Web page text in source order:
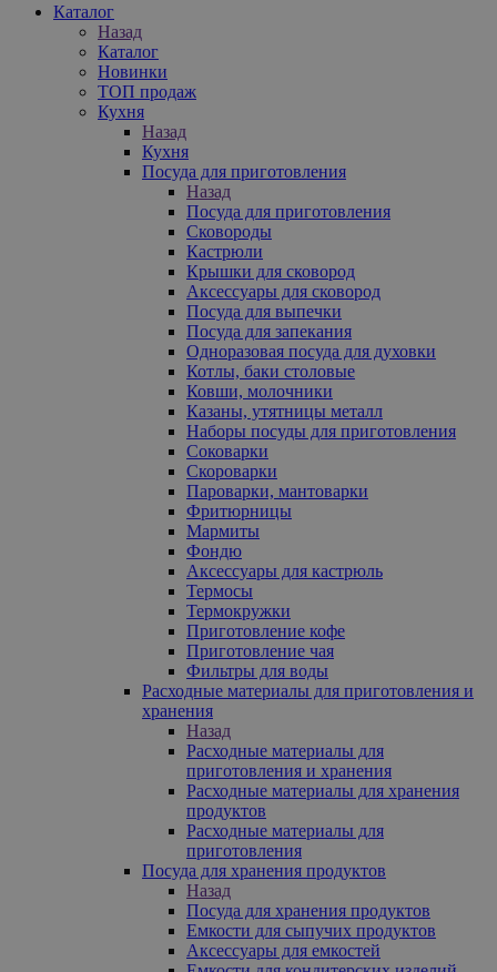
Каталог
Назад
Каталог
Новинки
ТОП продаж
Кухня
Назад
Кухня
Посуда для приготовления
Назад
Посуда для приготовления
Сковороды
Кастрюли
Крышки для сковород
Аксессуары для сковород
Посуда для выпечки
Посуда для запекания
Одноразовая посуда для духовки
Котлы, баки столовые
Ковши, молочники
Казаны, утятницы металл
Наборы посуды для приготовления
Соковарки
Скороварки
Пароварки, мантоварки
Фритюрницы
Мармиты
Фондю
Аксессуары для кастрюль
Термосы
Термокружки
Приготовление кофе
Приготовление чая
Фильтры для воды
Расходные материалы для приготовления и
хранения
Назад
Расходные материалы для
приготовления и хранения
Расходные материалы для хранения
продуктов
Расходные материалы для
приготовления
Посуда для хранения продуктов
Назад
Посуда для хранения продуктов
Емкости для сыпучих продуктов
Аксессуары для емкостей